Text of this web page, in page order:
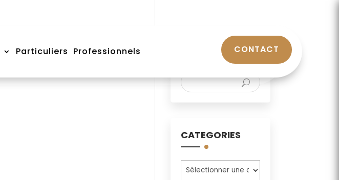
Particuliers Professionnels CONTACT
SEARCH HERE
CATEGORIES
Categories